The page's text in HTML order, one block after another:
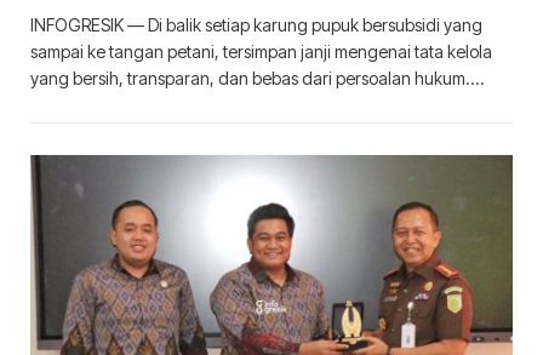
INFOGRESIK — Di balik setiap karung pupuk bersubsidi yang
sampai ke tangan petani, tersimpan janji mengenai tata kelola
yang bersih, transparan, dan bebas dari persoalan hukum.…